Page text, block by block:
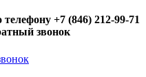
+7 (846) 212-99-71
звонок